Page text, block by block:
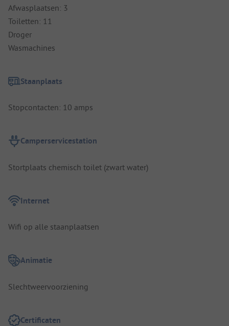
Afwasplaatsen: 3
Toiletten: 11
Droger
Wasmachines
Staanplaats
Stopcontacten: 10 amps
Camperservicestation
Stortplaats chemisch toilet (zwart water)
Internet
Wifi op alle staanplaatsen
Animatie
Slechtweervoorziening
Certificaten